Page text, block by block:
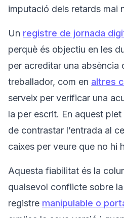
imputació dels retards mai
Un registre de jornada
perquè és objectiu en les
per acreditar una
treballador, com en altres
serveix per verificar una
la per escrit. En aquest plet
de contrastar l’entrada al
caixes per veure que no hi
Aquesta fiabilitat és la
qualsevol conflicte sobre
registre manipulable o